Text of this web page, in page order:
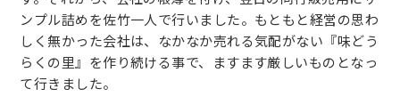
ンプル詰めを佐竹一人で行いました。もともと経営の思わ
しく無かった会社は、なかなか売れる気配がない『味どう
らくの里』を作り続ける事で、ますます厳しいものとなっ
て行きました。